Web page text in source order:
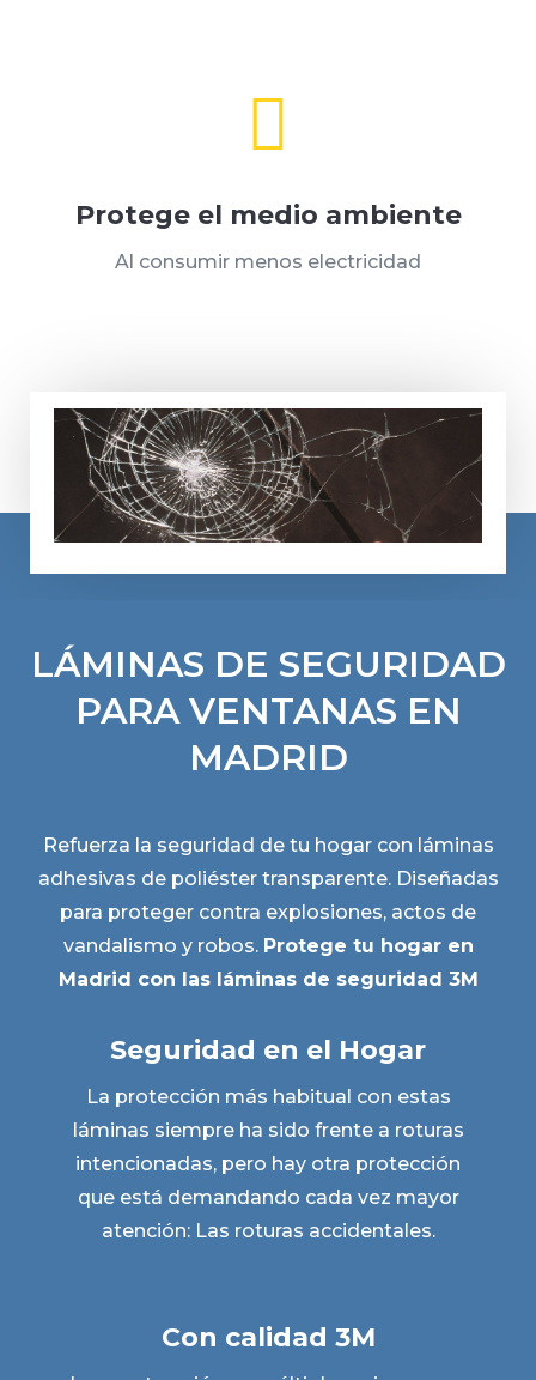

Protege el medio ambiente
Al consumir menos electricidad
LÁMINAS DE SEGURIDAD
PARA VENTANAS EN
MADRID
Refuerza la seguridad de tu hogar con láminas
adhesivas de poliéster transparente. Diseñadas
para proteger contra explosiones, actos de
vandalismo y robos. Protege tu hogar en
Madrid con las láminas de seguridad 3M
Seguridad en el Hogar
La protección más habitual con estas
láminas siempre ha sido frente a roturas
intencionadas, pero hay otra protección
que está demandando cada vez mayor
atención: Las roturas accidentales.
Con calidad 3M